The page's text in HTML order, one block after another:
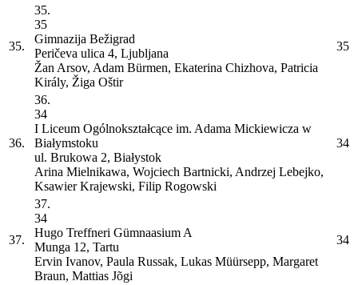
35.
35.
35
Gimnazija Bežigrad
Peričeva ulica 4, Ljubljana
Žan Arsov, Adam Bürmen, Ekaterina Chizhova, Patricia
Király, Žiga Oštir
35
36.
36.
34
I Liceum Ogólnokształcące im. Adama Mickiewicza w
Białymstoku
ul. Brukowa 2, Białystok
Arina Mielnikawa, Wojciech Bartnicki, Andrzej Lebejko,
Ksawier Krajewski, Filip Rogowski
34
37.
37.
34
Hugo Treffneri Gümnaasium A
Munga 12, Tartu
Ervin Ivanov, Paula Russak, Lukas Müürsepp, Margaret
Braun, Mattias Jõgi
34